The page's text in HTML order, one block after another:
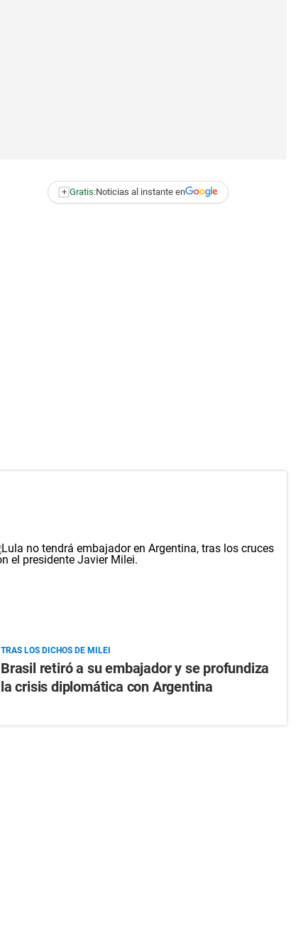
+ Gratis:Noticias al instante en
TRAS LOS DICHOS DE MILEI
Brasil retiró a su embajador y se profundiza
la crisis diplomática con Argentina